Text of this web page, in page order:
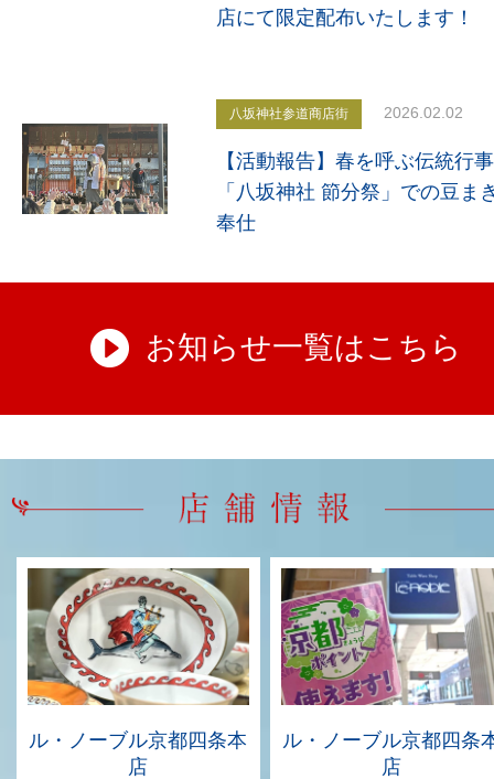
店にて限定配布いたします！
八坂神社参道商店街 2026.02.02
【活動報告】春を呼ぶ伝統行事
「八坂神社 節分祭」での豆ま
奉仕
お知らせ一覧はこちら
ル・ノーブル京都四条本
店
ル・ノーブル京都四条
店